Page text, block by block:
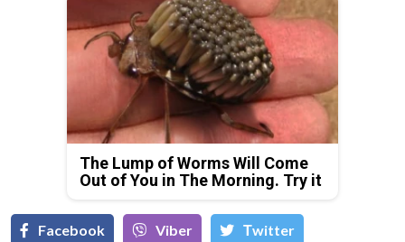
The Lump of Worms Will Come
Out of You in The Morning. Try it
Facebook Viber Тwitter